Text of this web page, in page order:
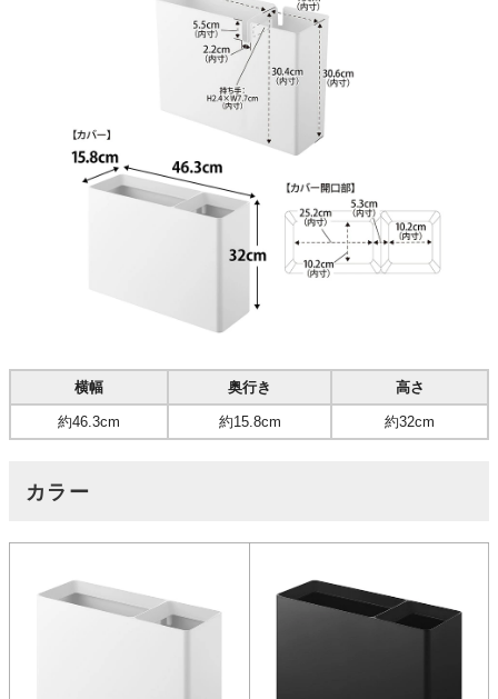
横幅 奥行き 高さ
約46.3cm 約15.8cm 約32cm
カラー